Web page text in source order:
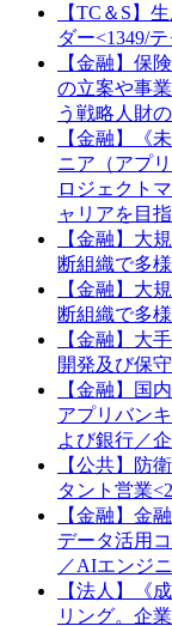
【TC＆S】
ダー<1349/
【金融】保
の立案や事
う戦略人財
【金融】《
ニア（アプ
ロジェクト
ャリアを目
【金融】大
断組織で多
【金融】大
断組織で多
【金融】大
開発及び保
【金融】国
アプリバン
よび銀行／
【公共】防
タント営業
【金融】金
データ活用
／AIエンジ
【法人】《
リング。企